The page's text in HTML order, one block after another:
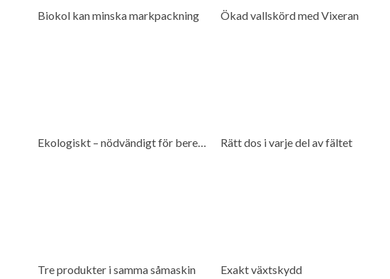
Biokol kan minska markpackning Ökad vallskörd med Vixeran
Ekologiskt – nödvändigt för beredskap Rätt dos i varje del av fältet
Tre produkter i samma såmaskin Exakt växtskydd